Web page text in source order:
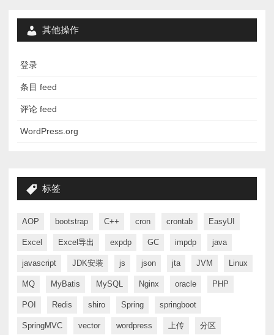
其他操作
登录
条目 feed
评论 feed
WordPress.org
标签
AOP bootstrap C++ cron crontab EasyUI
Excel Excel导出 expdp GC impdp java
javascript JDK安装 js json jta JVM Linux
MQ MyBatis MySQL Nginx oracle PHP
POI Redis shiro Spring springboot
SpringMVC vector wordpress 上传 分区